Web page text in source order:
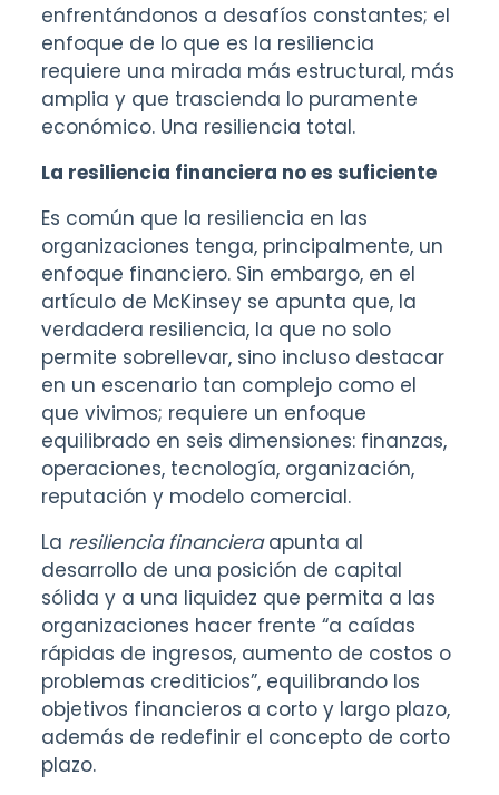
enfrentándonos a desafíos constantes; el
enfoque de lo que es la resiliencia
requiere una mirada más estructural, más
amplia y que trascienda lo puramente
económico. Una resiliencia total.
La resiliencia financiera no es suficiente
Es común que la resiliencia en las
organizaciones tenga, principalmente, un
enfoque financiero. Sin embargo, en el
artículo de McKinsey se apunta que, la
verdadera resiliencia, la que no solo
permite sobrellevar, sino incluso destacar
en un escenario tan complejo como el
que vivimos; requiere un enfoque
equilibrado en seis dimensiones: finanzas,
operaciones, tecnología, organización,
reputación y modelo comercial.
La resiliencia financieraapunta al
desarrollo de una posición de capital
sólida y a una liquidez que permita a las
organizaciones hacer frente “a caídas
rápidas de ingresos, aumento de costos o
problemas crediticios”, equilibrando los
objetivos financieros a corto y largo plazo,
además de redefinir el concepto de corto
plazo.